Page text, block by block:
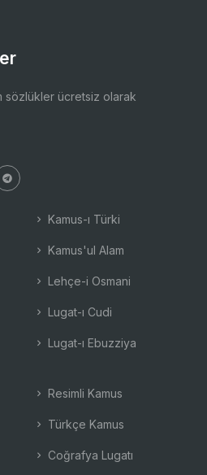
sözlükler ücretsiz olarak
Kamus-ı Türki
Kamus'ul Alam
Lehçe-i Osmani
Lugat-ı Cudi
Lugat-ı Ebuzziya
Resimli Kamus
Türkçe Kamus
Coğrafya Lugatı